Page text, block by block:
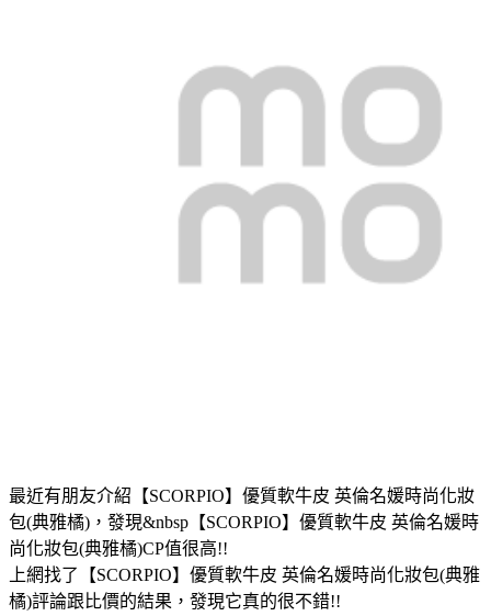
最近有朋友介紹【SCORPIO】優質軟牛皮 英倫名媛時尚化妝
包(典雅橘)，發現&nbsp【SCORPIO】優質軟牛皮 英倫名媛時
尚化妝包(典雅橘)CP值很高!!
上網找了【SCORPIO】優質軟牛皮 英倫名媛時尚化妝包(典雅
橘)評論跟比價的結果，發現它真的很不錯!!